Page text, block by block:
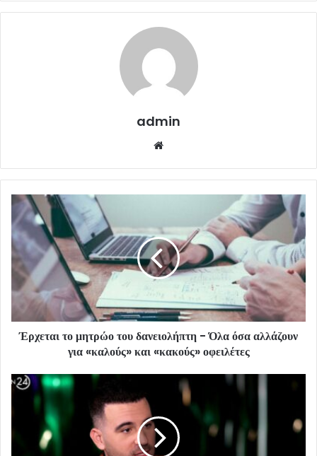
admin
Έρχεται το μητρώο του δανειολήπτη - Όλα όσα αλλάζουν
για «καλούς» και «κακούς» οφειλέτες